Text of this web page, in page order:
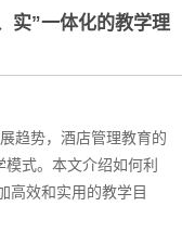
健康养老 家政服务
实”一体化的教学理
趋势，酒店管理教育的
式。本文介绍如何利
高效和实用的教学目